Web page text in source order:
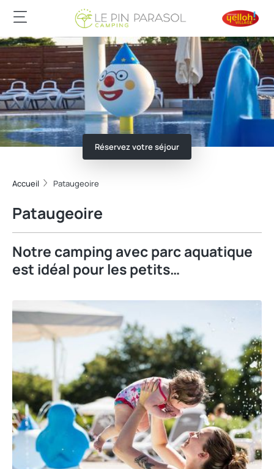
Réservez votre séjour
Accueil Pataugeoire
Pataugeoire
Notre camping avec parc aquatique
est idéal pour les petits…